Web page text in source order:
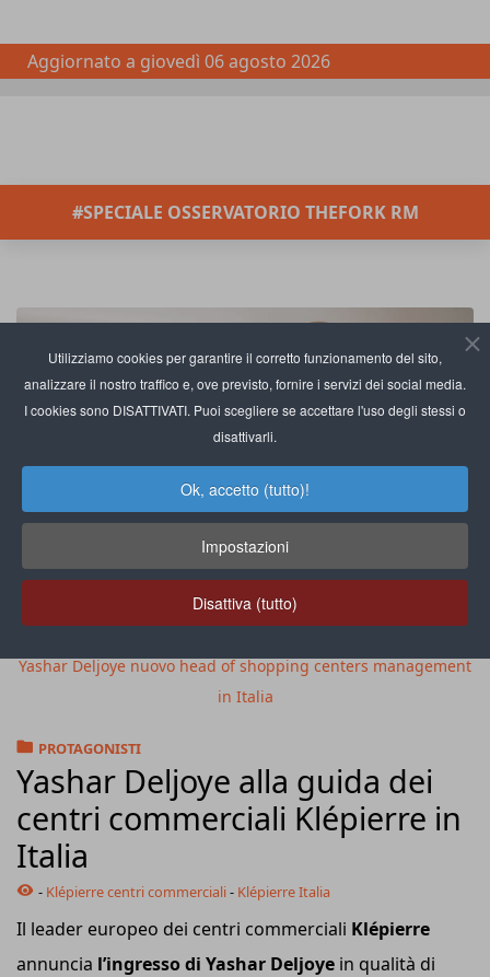
Utilizziamo cookies per garantire il corretto funzionamento del sito,
analizzare il nostro traffico e, ove previsto, fornire i servizi dei social media.
I cookies sono DISATTIVATI. Puoi scegliere se accettare l'uso degli stessi o
disattivarli.
Ok, accetto (tutto)!
Impostazioni
Disattiva (tutto)
Aggiornato a giovedì 06 agosto 2026
#SPECIALE OSSERVATORIO THEFORK RM
Yashar Deljoye nuovo head of shopping centers management
in Italia
PROTAGONISTI
Yashar Deljoye alla guida dei
centri commerciali Klépierre in
Italia
- Klépierre centri commerciali- Klépierre Italia
Il leader europeo dei centri commerciali Klépierre
annuncia l’ingresso di Yashar Deljoye in qualità di